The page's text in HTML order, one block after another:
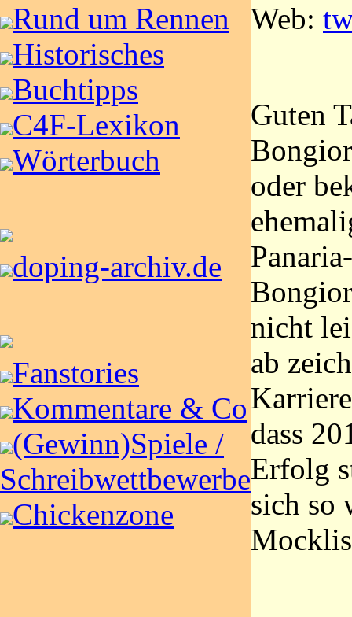
Rund um Rennen
Historisches
Buchtipps
C4F-Lexikon
Wörterbuch
doping-archiv.de
Fanstories
Kommentare & Co
(Gewinn)Spiele /
Schreibwettbewerbe
Chickenzone
Web:
Guten
oder
nicht
ab
dass
Erfolg
sich so